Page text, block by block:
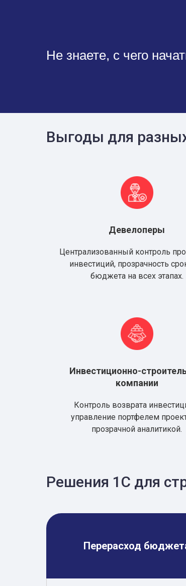
Не знаете, с чего
Выгоды для
Девелоперы
Централизованный контроль
инвестиций, прозрачность
бюджета на всех этапах.
Инвестиционно-
компании
Контроль возврата
управление портфелем
прозрачной аналитикой.
Решения 1С для
Перерасход